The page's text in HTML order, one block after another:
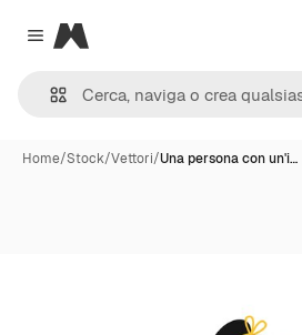
Close menu
Magnific
Home/Stock/Vettori/Una persona con un'i…